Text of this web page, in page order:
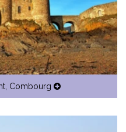
, Combourg